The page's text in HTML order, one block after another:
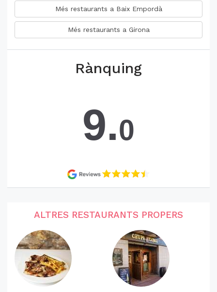
Més restaurants a Baix Empordà
Més restaurants a Girona
Rànquing
9.0
ALTRES RESTAURANTS PROPERS